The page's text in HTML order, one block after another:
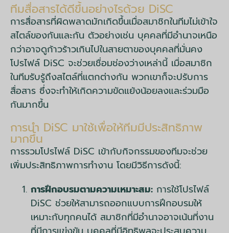
ทีมสื่อสารได้ดีขึ้นอย่างไรด้วย DiSC
การสื่อสารที่ผิดพลาดมักเกิดขึ้นเมื่อสมาชิกในทีมไม่เข้าใจ
สไตล์ของกันและกัน ตัวอย่างเช่น บุคคลที่มีอำนาจเหนือ
กว่าอาจดูก้าวร้าวเกินไปในสายตาของบุคคลที่มั่นคง
โปรไฟล์ DiSC จะช่วยเชื่อมช่องว่างเหล่านี้ เมื่อสมาชิก
ในทีมรับรู้ถึงสไตล์ที่แตกต่างกัน พวกเขาก็จะปรับการ
สื่อสาร ซึ่งจะทำให้เกิดความขัดแย้งน้อยลงและร่วมมือ
กันมากขึ้น
การนำ DiSC มาใช้เพื่อให้ทีมมีประสิทธิภาพ
มากขึ้น
การรวมโปรไฟล์ DiSC เข้ากับกิจกรรมของทีมจะช่วย
เพิ่มประสิทธิภาพการทำงาน โดยมีวิธีการดังนี้:
การฝึกอบรมตามความเหมาะสม: การใช้โปรไฟล์
DiSC ช่วยให้สามารถออกแบบการฝึกอบรมให้
เหมาะกับทุกคนได้ สมาชิกที่มีอำนาจอาจเน้นที่งาน